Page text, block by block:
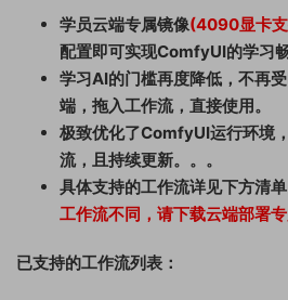
学员云端专属镜像(4090显卡
配置即可实现ComfyUI的学习
学习AI的门槛再度降低，不再
端，拖入工作流，直接使用。
极致优化了ComfyUI运行环境
流，且持续更新。。。
具体支持的工作流详见下方清单
工作流不同，请下载云端部署
已支持的工作流列表：